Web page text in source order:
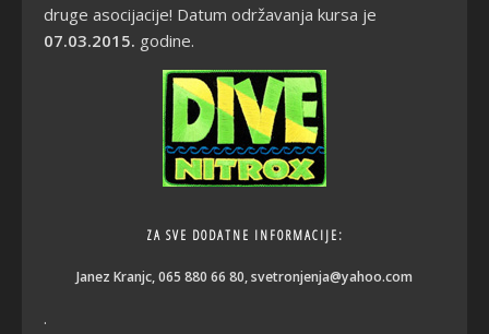
druge asocijacije! Datum održavanja kursa je
07.03.2015. godine.
ZA SVE DODATNE INFORMACIJE:
Janez Kranjc, 065 880 66 80, svetronjenja@yahoo.com
.